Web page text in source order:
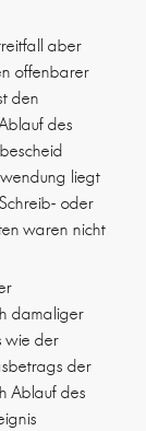
aber
offenbarer
den
des
liegt
oder
waren nicht
damaliger
wie der
der
Ablauf des